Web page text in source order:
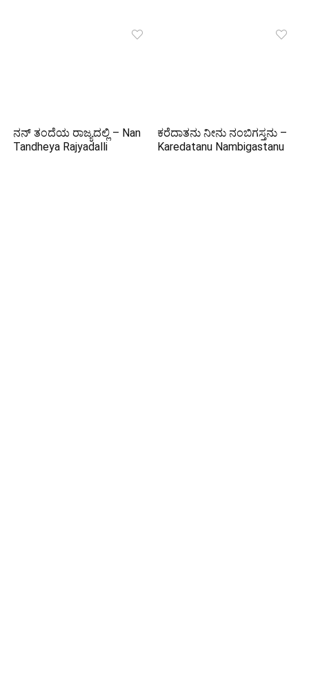
ನನ್ ತಂದೆಯ ರಾಜ್ಯದಲ್ಲಿ – Nan
Tandheya Rajyadalli
ಕರೆದಾತನು ನೀನು ನಂಬಿಗಸ್ತನು –
Karedatanu Nambigastanu